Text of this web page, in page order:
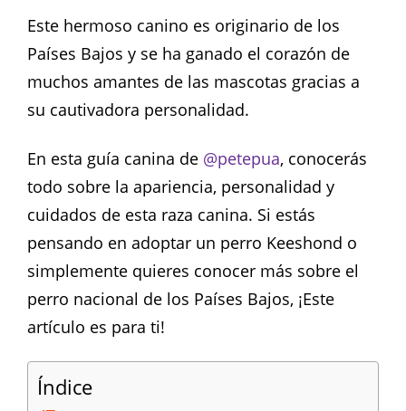
Este hermoso canino es originario de los
Países Bajos y se ha ganado el corazón de
muchos amantes de las mascotas gracias a
su cautivadora personalidad.
En esta guía canina de @petepua, conocerás
todo sobre la apariencia, personalidad y
cuidados de esta raza canina. Si estás
pensando en adoptar un perro Keeshond o
simplemente quieres conocer más sobre el
perro nacional de los Países Bajos, ¡Este
artículo es para ti!
Índice